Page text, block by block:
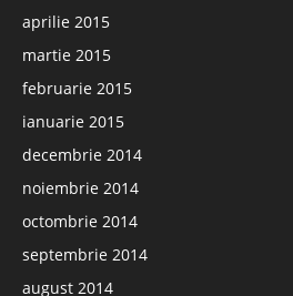
aprilie 2015
martie 2015
februarie 2015
ianuarie 2015
decembrie 2014
noiembrie 2014
octombrie 2014
septembrie 2014
august 2014